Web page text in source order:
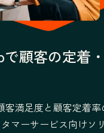
顧客の定着
客満足度と顧客定着
マーサービス向けソ